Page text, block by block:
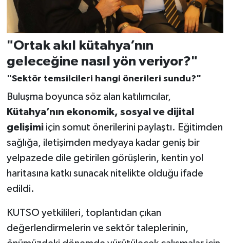
"Ortak akıl kütahya’nın
geleceğine nasıl yön veriyor?"
"Sektör temsilcileri hangi önerileri sundu?"
Buluşma boyunca söz alan katılımcılar,
Kütahya’nın ekonomik, sosyal ve dijital
gelişimiiçin somut önerilerini paylaştı. Eğitimden
sağlığa, iletişimden medyaya kadar geniş bir
yelpazede dile getirilen görüşlerin, kentin yol
haritasına katkı sunacak nitelikte olduğu ifade
edildi.
KUTSO yetkilileri, toplantıdan çıkan
değerlendirmelerin ve sektör taleplerinin,